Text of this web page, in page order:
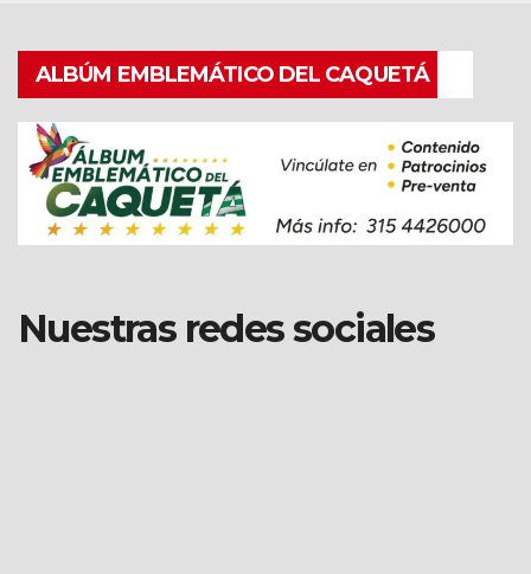
ALBÚM EMBLEMÁTICO DEL CAQUETÁ
Nuestras redes sociales